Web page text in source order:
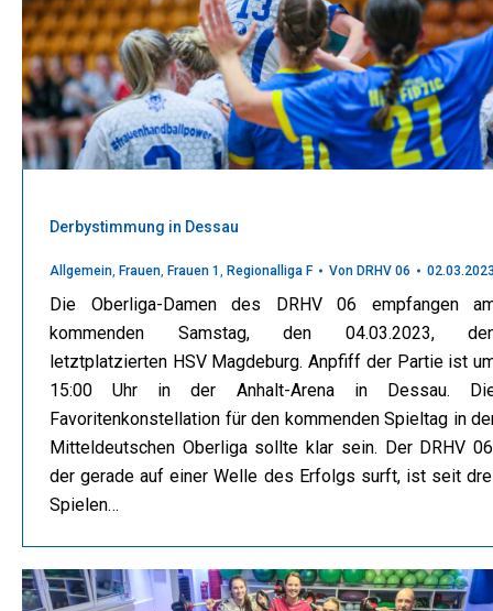
Derbystimmung in Dessau
Allgemein, Frauen, Frauen 1 , Regionalliga F Von DRHV 06
Die Oberliga-Damen des DRHV 06 empfangen
kommenden Samstag, den 04.03.2023,
letztplatzierten HSV Magdeburg. Anpfiff der Partie ist
15:00 Uhr in der Anhalt-Arena in Dessau.
Favoritenkonstellation für den kommenden Spieltag in
Mitteldeutschen Oberliga sollte klar sein. Der DRHV
der gerade auf einer Welle des Erfolgs surft, ist seit
Spielen…